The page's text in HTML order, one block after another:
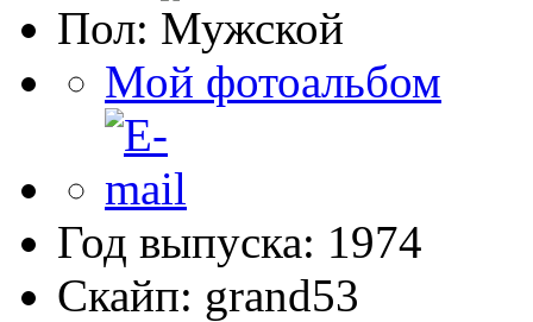
Пол:
Мой фотоальбом
Год выпуска: 1974
Скайп: grand53